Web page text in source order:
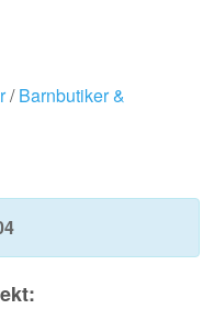
/Barnbutiker &